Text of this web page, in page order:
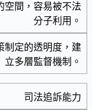
空間，容易被不法
分子利用。
制定的透明度，建
立多層監督機制。
司法追訴能力